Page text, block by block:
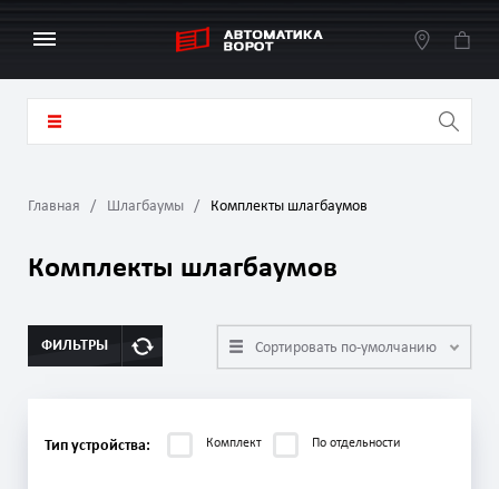
Главная Шлагбаумы Комплекты шлагбаумов
Комплекты шлагбаумов
ФИЛЬТРЫ Сортировать по-умолчанию
Тип устройства: Комплект По отдельности